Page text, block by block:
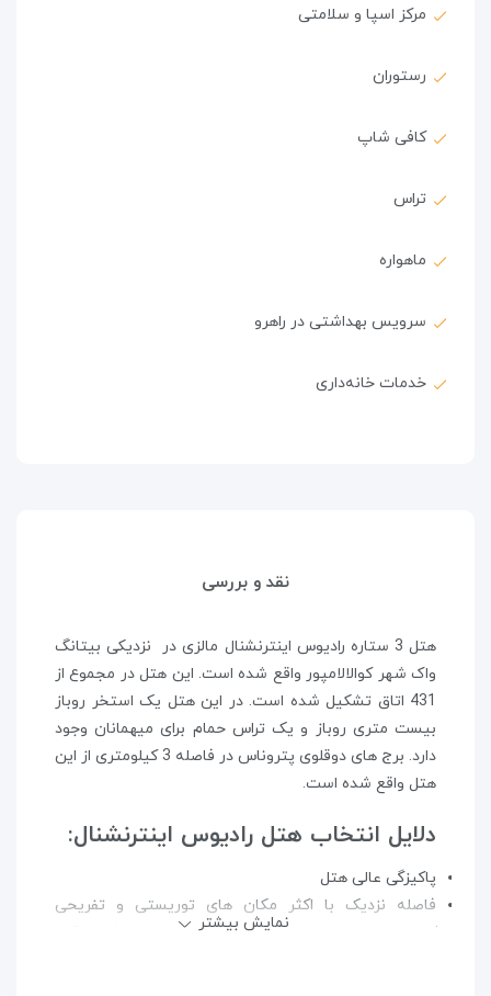
مرکز اسپا و سلامتی
رستوران
کافی شاپ
تراس
ماهواره
سرویس بهداشتی در راهرو
خدمات خانه‌داری
نقد و بررسی
هتل 3 ستاره رادیوس اینترنشنال مالزی در نزدیکی بیتانگ
واک شهر کوالالامپور واقع شده است. این هتل در مجموع از
431 اتاق تشکیل شده است. در این هتل یک استخر روباز
بیست متری روباز و یک تراس حمام برای میهمانان وجود
دارد. برج های دوقلوی پتروناس در فاصله 3 کیلومتری از این
هتل واقع شده است.
دلایل انتخاب هتل رادیوس اینترنشنال:
پاکیزگی عالی هتل
فاصله نزدیک با اکثر مکان های توریستی و تفریحی
کوالالامپور، باعث صرفه جویی در زمان و هزینه رفت و آمد
نمایش بیشتر